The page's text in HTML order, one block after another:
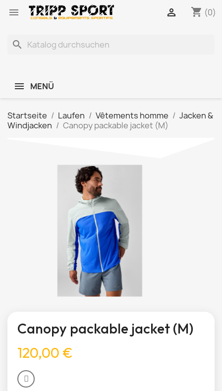
 shopping_cart (0)

search
MENÜ
Startseite Laufen Vêtements homme
Jacken &
Windjacken
Canopy packable jacket (M)
Canopy packable jacket (M)
120,00 €